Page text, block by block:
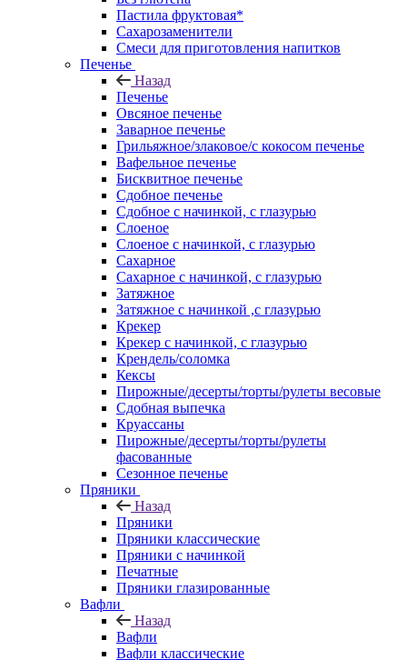
Пастила фруктовая*
Сахарозаменители
Смеси для приготовления напитков
Печенье
Назад
Печенье
Овсяное печенье
Заварное печенье
Грильяжное/злаковое/с кокосом печенье
Вафельное печенье
Бисквитное печенье
Сдобное печенье
Сдобное с начинкой, с глазурью
Слоеное
Слоеное с начинкой, с глазурью
Сахарное
Сахарное с начинкой, с глазурью
Затяжное
Затяжное с начинкой ,с глазурью
Крекер
Крекер с начинкой, с глазурью
Крендель/соломка
Кексы
Пирожные/десерты/торты/рулеты весовые
Сдобная выпечка
Круассаны
Пирожные/десерты/торты/рулеты
фасованные
Сезонное печенье
Пряники
Назад
Пряники
Пряники классические
Пряники с начинкой
Печатные
Пряники глазированные
Вафли
Назад
Вафли
Вафли классические